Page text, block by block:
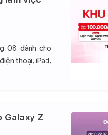
08 dành cho
thoại, iPad,
Galaxy Z